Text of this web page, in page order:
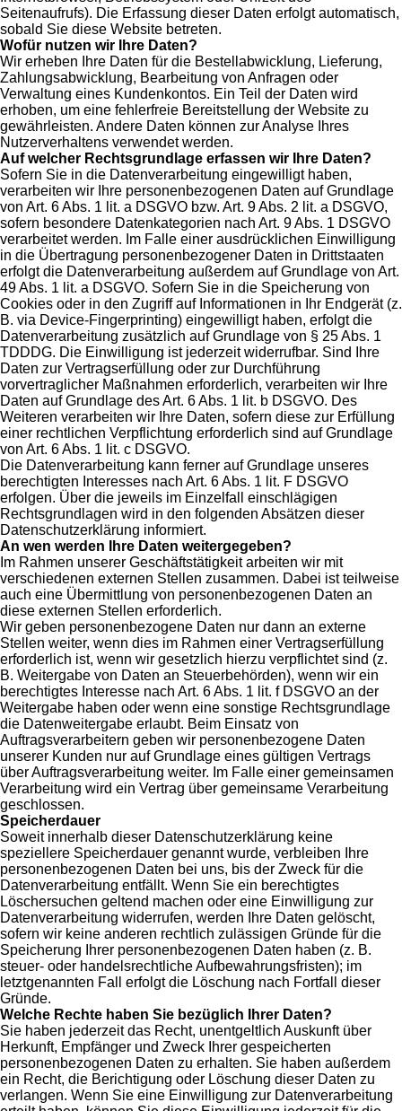
Seitenaufrufs). Die Erfassung dieser Daten erfolgt automatisch,
sobald Sie diese Website betreten.
Wofür nutzen wir Ihre Daten?
Wir erheben Ihre Daten für die Bestellabwicklung, Lieferung,
Zahlungsabwicklung, Bearbeitung von Anfragen oder
Verwaltung eines Kundenkontos. Ein Teil der Daten wird
erhoben, um eine fehlerfreie Bereitstellung der Website zu
gewährleisten. Andere Daten können zur Analyse Ihres
Nutzerverhaltens verwendet werden.
Auf welcher Rechtsgrundlage erfassen wir Ihre Daten?
Sofern Sie in die Datenverarbeitung eingewilligt haben,
verarbeiten wir Ihre personenbezogenen Daten auf Grundlage
von Art. 6 Abs. 1 lit. a DSGVO bzw. Art. 9 Abs. 2 lit. a DSGVO,
sofern besondere Datenkategorien nach Art. 9 Abs. 1 DSGVO
verarbeitet werden. Im Falle einer ausdrücklichen Einwilligung
in die Übertragung personenbezogener Daten in Drittstaaten
erfolgt die Datenverarbeitung außerdem auf Grundlage von Art.
49 Abs. 1 lit. a DSGVO. Sofern Sie in die Speicherung von
Cookies oder in den Zugriff auf Informationen in Ihr Endgerät (z.
B. via Device-Fingerprinting) eingewilligt haben, erfolgt die
Datenverarbeitung zusätzlich auf Grundlage von § 25 Abs. 1
TDDDG. Die Einwilligung ist jederzeit widerrufbar. Sind Ihre
Daten zur Vertragserfüllung oder zur Durchführung
vorvertraglicher Maßnahmen erforderlich, verarbeiten wir Ihre
Daten auf Grundlage des Art. 6 Abs. 1 lit. b DSGVO. Des
Weiteren verarbeiten wir Ihre Daten, sofern diese zur Erfüllung
einer rechtlichen Verpflichtung erforderlich sind auf Grundlage
von Art. 6 Abs. 1 lit. c DSGVO.
Die Datenverarbeitung kann ferner auf Grundlage unseres
berechtigten Interesses nach Art. 6 Abs. 1 lit. F DSGVO
erfolgen. Über die jeweils im Einzelfall einschlägigen
Rechtsgrundlagen wird in den folgenden Absätzen dieser
Datenschutzerklärung informiert.
An wen werden Ihre Daten weitergegeben?
Im Rahmen unserer Geschäftstätigkeit arbeiten wir mit
verschiedenen externen Stellen zusammen. Dabei ist teilweise
auch eine Übermittlung von personenbezogenen Daten an
diese externen Stellen erforderlich.
Wir geben personenbezogene Daten nur dann an externe
Stellen weiter, wenn dies im Rahmen einer Vertragserfüllung
erforderlich ist, wenn wir gesetzlich hierzu verpflichtet sind (z.
B. Weitergabe von Daten an Steuerbehörden), wenn wir ein
berechtigtes Interesse nach Art. 6 Abs. 1 lit. f DSGVO an der
Weitergabe haben oder wenn eine sonstige Rechtsgrundlage
die Datenweitergabe erlaubt. Beim Einsatz von
Auftragsverarbeitern geben wir personenbezogene Daten
unserer Kunden nur auf Grundlage eines gültigen Vertrags
über Auftragsverarbeitung weiter. Im Falle einer gemeinsamen
Verarbeitung wird ein Vertrag über gemeinsame Verarbeitung
geschlossen.
Speicherdauer
Soweit innerhalb dieser Datenschutzerklärung keine
speziellere Speicherdauer genannt wurde, verbleiben Ihre
personenbezogenen Daten bei uns, bis der Zweck für die
Datenverarbeitung entfällt. Wenn Sie ein berechtigtes
Löschersuchen geltend machen oder eine Einwilligung zur
Datenverarbeitung widerrufen, werden Ihre Daten gelöscht,
sofern wir keine anderen rechtlich zulässigen Gründe für die
Speicherung Ihrer personenbezogenen Daten haben (z. B.
steuer- oder handelsrechtliche Aufbewahrungsfristen); im
letztgenannten Fall erfolgt die Löschung nach Fortfall dieser
Gründe.
Welche Rechte haben Sie bezüglich Ihrer Daten?
Sie haben jederzeit das Recht, unentgeltlich Auskunft über
Herkunft, Empfänger und Zweck Ihrer gespeicherten
personenbezogenen Daten zu erhalten. Sie haben außerdem
ein Recht, die Berichtigung oder Löschung dieser Daten zu
verlangen. Wenn Sie eine Einwilligung zur Datenverarbeitung